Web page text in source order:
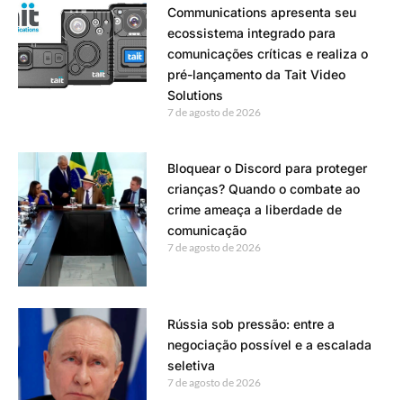
Communications apresenta seu
ecossistema integrado para
comunicações críticas e realiza o
pré-lançamento da Tait Video
Solutions
7 de agosto de 2026
Bloquear o Discord para proteger
crianças? Quando o combate ao
crime ameaça a liberdade de
comunicação
7 de agosto de 2026
Rússia sob pressão: entre a
negociação possível e a escalada
seletiva
7 de agosto de 2026